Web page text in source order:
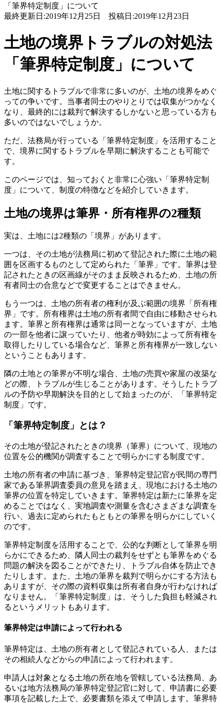
「筆界特定制度」について
最終更新日:2019年12月25日
投稿日:2019年12月23日
土地の境界トラブルの対処法
「筆界特定制度」について
土地に関するトラブルで非常に多いのが、土地の境界をめぐ
っての争いです。当事者同士のやりとりでは収集がつかなく
なり、最終的には裁判で解決するしかないと思っている方も
多いのではないでしょうか。
ただ、法務局が行っている「筆界特定制度」を活用すること
で、境界に関するトラブルを早期に解決することも可能で
す。
このページでは、知っておくと非常に心強い「筆界特定制
度」について、制度の特徴などを紹介していきます。
土地の境界は筆界・所有権界の2種類
実は、土地には2種類の「境界」があります。
一つは、その土地が法務局に初めて登記された際に土地の範
囲を区画するものとして定められた「筆界」です。筆界は登
記されたときの区画線がそのまま反映されるため、土地の所
有者同士の合意などで変更することはできません。
もう一つは、土地の所有者の権利が及ぶ範囲の境界「所有権
界」です。所有権界は土地の所有者間で自由に移動させられ
ます。筆界と所有権界は通常は同一となっていますが、土地
の一部を他者に譲っていたり、他者が時効によって所有権を
取得したりしている場合など、筆界と所有権界が一致しない
ということもあります。
隣の土地との筆界が不明な場合、土地の売買や家屋の改築な
どの際、トラブルが生じることがあります。そうしたトラブ
ルの予防や早期解決を目的として始まったのが、「筆界特定
制度」です。
「筆界特定制度」とは？
その土地が登記されたときの境界（筆界）について、現地の
位置を公的機関が調査することで明らかにする制度です。
土地の所有者の申請に基づき、筆界特定登記官が民間の専門
家である筆界調査委員の意見を踏まえ、現地における土地の
筆界の位置を特定していきます。筆界特定は新たに筆界を定
めることではなく、実地調査や測量を含むさまざまな調査を
行い、過去に定められたもともとの筆界を明らかにしていく
のです。
筆界特定制度を活用することで、公的な判断として筆界を明
らかにできるため、隣人同士の裁判をせずとも筆界をめぐる
問題の解決を図ることができたり、トラブル自体を防止でき
たりします。また、土地の筆界を裁判で明らかにする方法も
ありますが、その際の資料収集は所有者自身が行わなければ
なりません。「筆界特定制度」は、そうした負担も軽減され
るというメリットもあります。
筆界特定は申請によって行われる
筆界特定は、土地の所有者として登記されている人、または
その相続人などからの申請によって行われます。
申請人は対象となる土地の所在地を管轄している法務局、あ
るいは地方法務局の筆界特定登記官に対して、申請書に必要
事項を記載した上で、必要書類を添えて申請します。筆界特